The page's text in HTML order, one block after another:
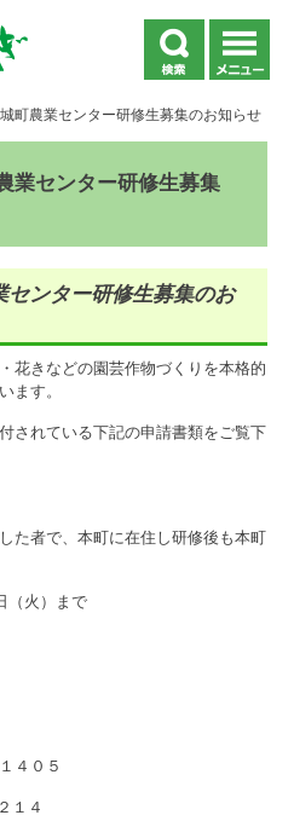
町農業センター研修生募集のお知らせ
業センター研修生募集
センター研修生募集のお
きなどの園芸作物づくりを本格的
ます。
れている下記の申請書類をご覧下
者で、本町に在住し研修後も本町
火）まで
４０５
１４